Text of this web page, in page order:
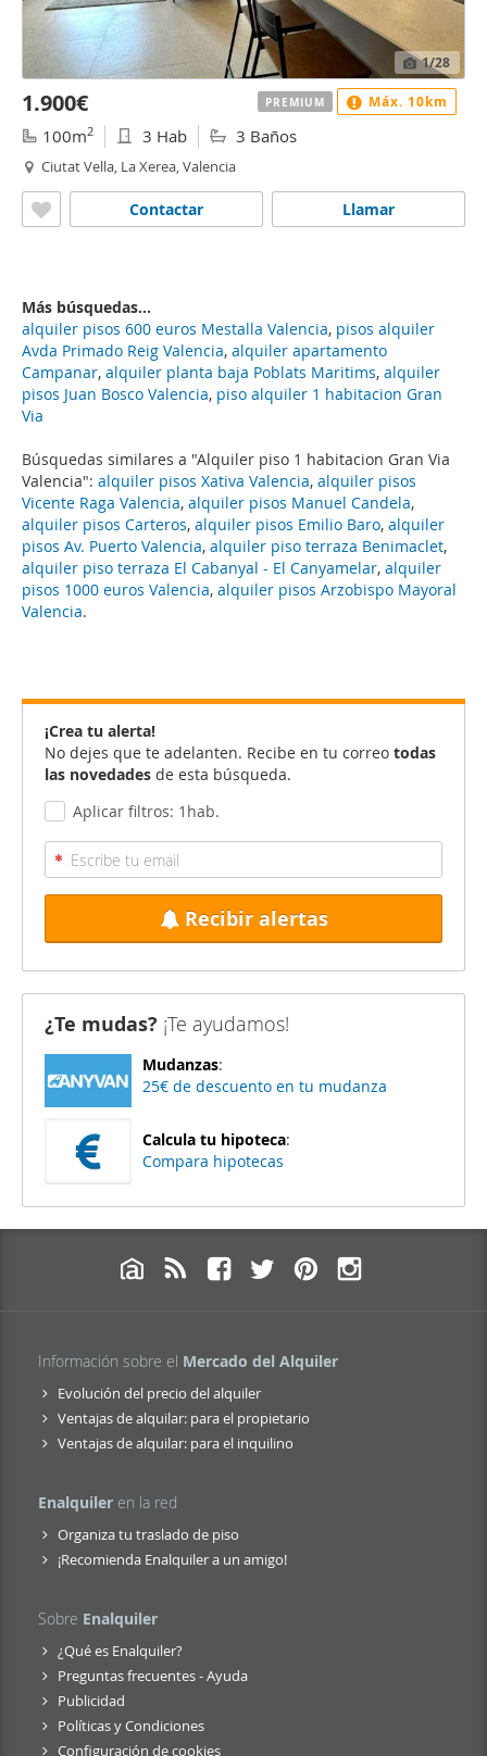
Búsquedas similares a "Alquiler piso 1 habitacion Gran Via
Valencia": alquiler pisos Xativa Valencia, alquiler pisos
Vicente Raga Valencia, alquiler pisos Manuel Candela,
alquiler pisos Carteros, alquiler pisos Emilio Baro, alquiler
pisos Av. Puerto Valencia, alquiler piso terraza Benimaclet,
alquiler piso terraza El Cabanyal - El Canyamelar, alquiler
pisos 1000 euros Valencia, alquiler pisos Arzobispo Mayoral
Valencia.
1/28
1.900€
100m2 3 Hab 3 Baños
Ciutat Vella, La Xerea, Valencia
Llamar
Contactar
PREMIUM Máx. 10km
Más búsquedas...
alquiler pisos 600 euros Mestalla Valencia, pisos alquiler
Avda Primado Reig Valencia, alquiler apartamento
Campanar, alquiler planta baja Poblats Maritims, alquiler
pisos Juan Bosco Valencia, piso alquiler 1 habitacion Gran
Via
¡Crea tu alerta!
No dejes que te adelanten. Recibe en tu correo todas
las novedades de esta búsqueda.
Aplicar filtros: 1hab.
Recibir alertas
¿Te mudas? ¡Te ayudamos!
Mudanzas:
25€ de descuento en tu mudanza
Calcula tu hipoteca:
Compara hipotecas
Información sobre el Mercado del Alquiler
Evolución del precio del alquiler
Ventajas de alquilar: para el propietario
Ventajas de alquilar: para el inquilino
Enalquiler en la red
Organiza tu traslado de piso
¡Recomienda Enalquiler a un amigo!
Sobre Enalquiler
¿Qué es Enalquiler?
Preguntas frecuentes - Ayuda
Publicidad
Políticas y Condiciones
Configuración de cookies